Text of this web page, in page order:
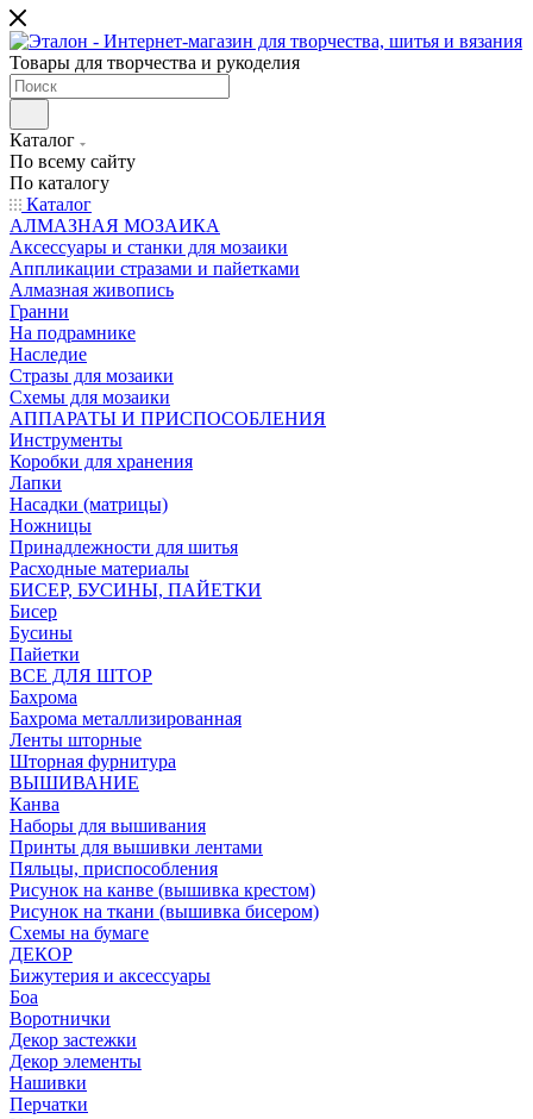
Товары для творчества и рукоделия
Каталог
По всему сайту
По каталогу
Каталог
АЛМАЗНАЯ МОЗАИКА
Аксессуары и станки для мозаики
Аппликации стразами и пайетками
Алмазная живопись
Гранни
На подрамнике
Наследие
Стразы для мозаики
Схемы для мозаики
АППАРАТЫ И ПРИСПОСОБЛЕНИЯ
Инструменты
Коробки для хранения
Лапки
Насадки (матрицы)
Ножницы
Принадлежности для шитья
Расходные материалы
БИСЕР, БУСИНЫ, ПАЙЕТКИ
Бисер
Бусины
Пайетки
ВСЕ ДЛЯ ШТОР
Бахрома
Бахрома металлизированная
Ленты шторные
Шторная фурнитура
ВЫШИВАНИЕ
Канва
Наборы для вышивания
Принты для вышивки лентами
Пяльцы, приспособления
Рисунок на канве (вышивка крестом)
Рисунок на ткани (вышивка бисером)
Схемы на бумаге
ДЕКОР
Бижутерия и аксессуары
Боа
Воротнички
Декор застежки
Декор элементы
Нашивки
Перчатки